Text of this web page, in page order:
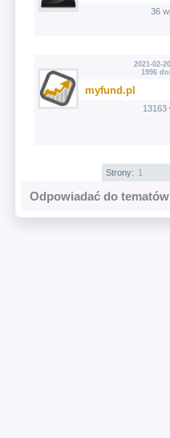
36
2021-02-
1996
myfund.pl
13163
Strony: 1
Odpowiadać do